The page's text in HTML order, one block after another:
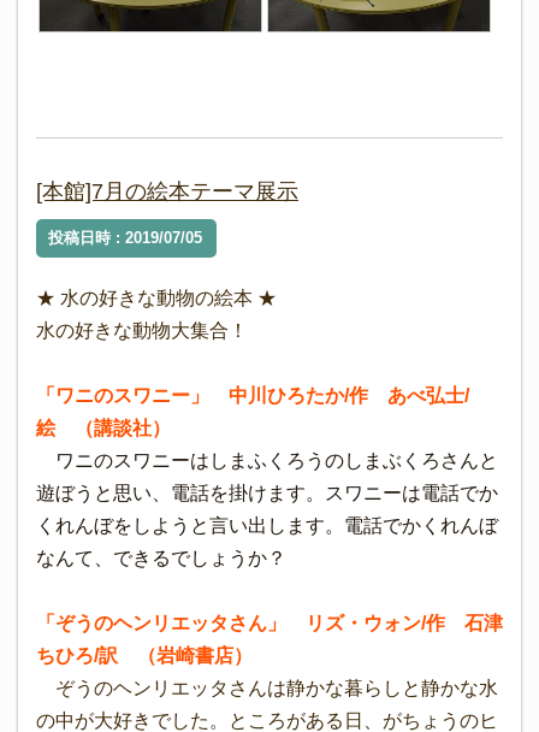
[本館]7月の絵本テーマ展示
投稿日時 : 2019/07/05
★ 水の好きな動物の絵本 ★
水の好きな動物大集合！
「ワニのスワニー」 中川ひろたか/作 あべ弘士/
絵 （講談社）
ワニのスワニーはしまふくろうのしまぶくろさんと
遊ぼうと思い、電話を掛けます。スワニーは電話でか
くれんぼをしようと言い出します。電話でかくれんぼ
なんて、できるでしょうか？
「ぞうのヘンリエッタさん」 リズ・ウォン/作 石津
ちひろ/訳 （岩崎書店）
ぞうのヘンリエッタさんは静かな暮らしと静かな水
の中が大好きでした。ところがある日、がちょうのヒ